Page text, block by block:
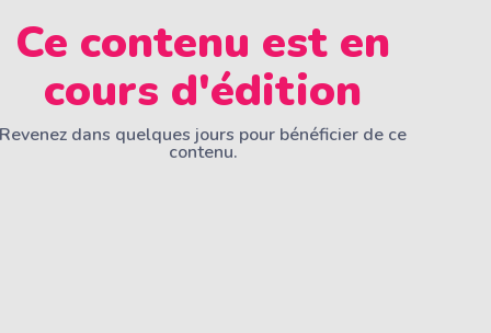
Ce contenu est en
cours d'édition
Revenez dans quelques jours pour bénéficier de ce
contenu.